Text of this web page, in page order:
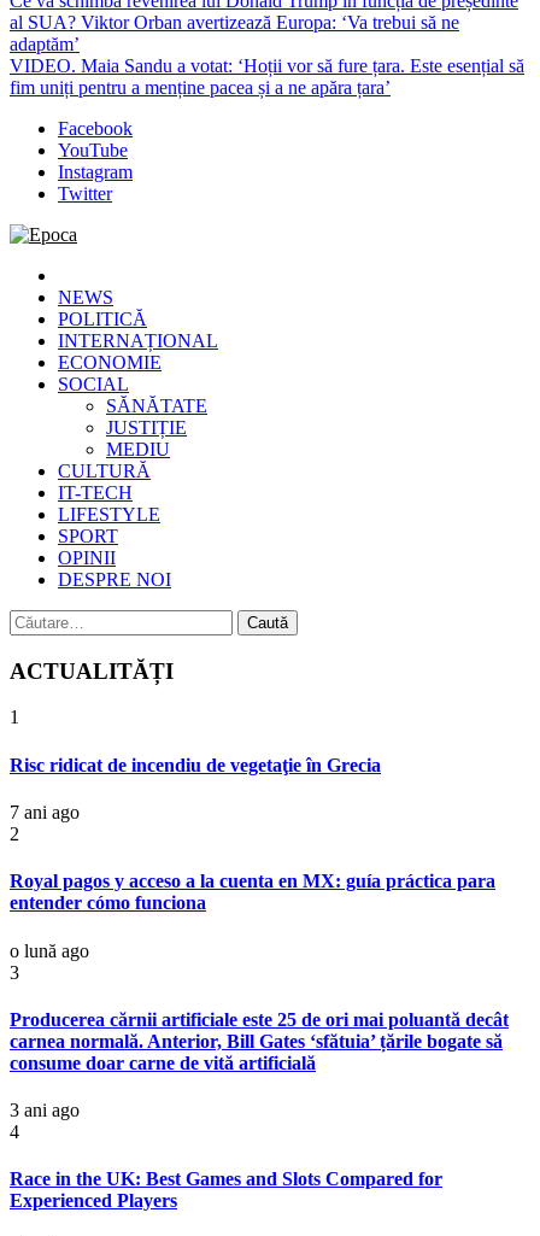
al SUA? Viktor Orban avertizează Europa: ‘Va trebui să ne
adaptăm’
VIDEO. Maia Sandu a votat: ‘Hoții vor să fure țara. Este esențial să
fim uniți pentru a menține pacea și a ne apăra țara’
Facebook
YouTube
Instagram
Twitter
Epoca
Cele mai noi știri online din România
NEWS
POLITICĂ
INTERNAȚIONAL
ECONOMIE
SOCIAL
SĂNĂTATE
JUSTIȚIE
MEDIU
CULTURĂ
IT-TECH
LIFESTYLE
SPORT
OPINII
DESPRE NOI
Caută
după:
ACTUALITĂȚI
1
Risc ridicat de incendiu de vegetaţie în Grecia
7 ani ago
2
Royal pagos y acceso a la cuenta en MX: guía práctica para
entender cómo funciona
o lună ago
3
Producerea cărnii artificiale este 25 de ori mai poluantă decât
carnea normală. Anterior, Bill Gates ‘sfătuia’ țările bogate să
consume doar carne de vită artificială
3 ani ago
4
Race in the UK: Best Games and Slots Compared for
Experienced Players